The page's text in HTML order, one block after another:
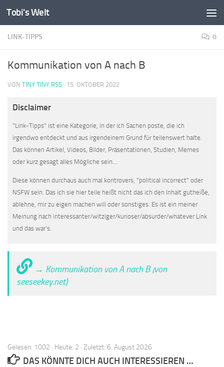
Zum Inhalt springen
Tobi's Welt
LINK-TIPPS 0
Kommunikation von A nach B
VON TINY TINY RSS · 15. OKTOBER 2022
Disclaimer
"Link-Tipps" ist eine Kategorie, in der ich Sachen poste, die ich
irgendwo entdeckt und aus irgendeinem Grund für teilenswert halte.
Das können Artikel, Videos, Bilder, Präsentationen, Studien, Memes
oder kurz gesagt alles Mögliche sein...
Diese können durchaus auch mal kontrovers, "political incorrect" oder
NSFW sein. Das ich sie hier teile heißt nicht das ich den Inhalt gutheiße,
ablehne, mir zu eigen machen will oder sonstiges. Es ist ein meiner
Meinung nach interessanter/witziger/kurioser/absurder/whatever Link
und das war's.
→ Kommunikation von A nach B (von
seeseekey.net)
Gelesen: 1002 · Heute: 2 · Zuletzt: 6. August 2026
DAS KÖNNTE DICH AUCH INTERESSIEREN …